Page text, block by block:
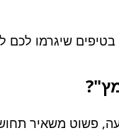
שיגרמו לכם
פשוט משאיר